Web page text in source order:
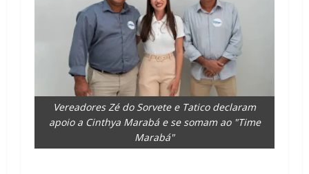
Vereadores Zé do Sorvete e Tatico declaram
apoio a Cinthya Marabá e se somam ao "Time
Marabá"